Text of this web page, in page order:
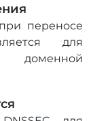
переносе
для
доменной